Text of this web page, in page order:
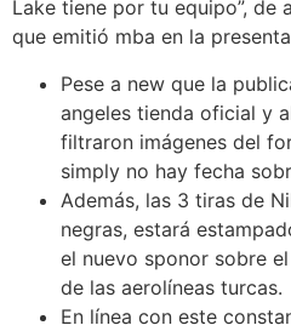
Lake tiene por tu equipo”, de
que emitió mba en la
Pese a new que la
angeles tienda oficial y
filtraron imágenes del
simply no hay fecha
Además, las 3 tiras de
negras, estará
el nuevo sponor sobre
de las aerolíneas turcas.
En línea con este